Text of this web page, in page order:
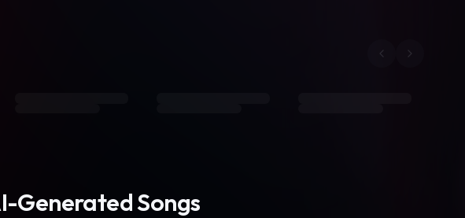
Generated Songs